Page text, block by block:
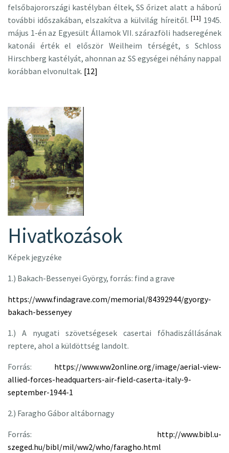
felsőbajorországi kastélyban éltek, SS őrizet alatt a háború
további időszakában, elszakítva a külvilág híreitől.[11] 1945.
május 1-én az Egyesült Államok VII. szárazföli hadseregének
katonái érték el először Weilheim térségét, s Schloss
Hirschberg kastélyát, ahonnan az SS egységei néhány nappal
korábban elvonultak. [12]
Hivatkozások
Képek jegyzéke
1.) Bakach-Bessenyei György, forrás: find a grave
https://www.findagrave.com/memorial/84392944/gyorgy-
bakach-bessenyey
1.) A nyugati szövetségesek casertai főhadiszállásának
reptere, ahol a küldöttség landolt.
Forrás: https://www.ww2online.org/image/aerial-view-
allied-forces-headquarters-air-field-caserta-italy-9-
september-1944-1
2.) Faragho Gábor altábornagy
Forrás: http://www.bibl.u-
szeged.hu/bibl/mil/ww2/who/faragho.html